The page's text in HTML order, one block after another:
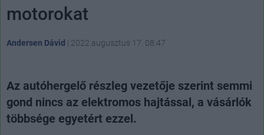
motorokat
Andersen Dávid | 2022 augusztus 17. 08:47
Az autóhergelő részleg vezetője szerint semmi
gond nincs az elektromos hajtással, a vásárlók
többsége egyetért ezzel.